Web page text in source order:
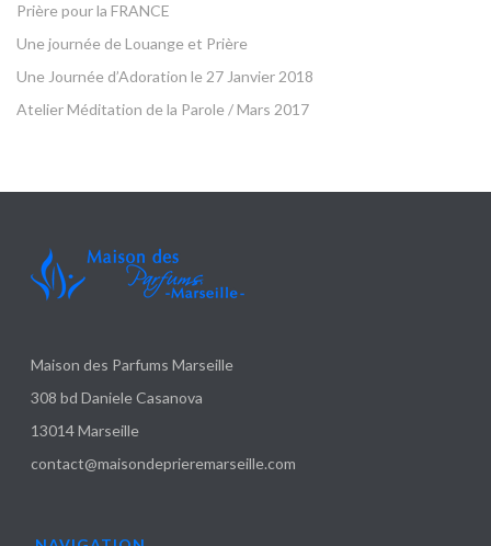
Prière pour la FRANCE
Une journée de Louange et Prière
Une Journée d’Adoration le 27 Janvier 2018
Atelier Méditation de la Parole / Mars 2017
Maison des Parfums Marseille
308 bd Daniele Casanova
13014 Marseille
contact@maisondeprieremarseille.com